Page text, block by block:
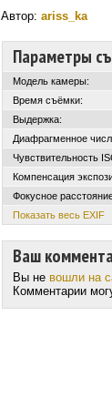
Автор: ariss_ka
Параметры
Модель камеры:
Время съёмки:
Выдержка:
Диафрагменное
Чувствительность
Компенсация
Фокусное
Показать весь EXIF
Ваш
Вы не вошли на
Комментарии